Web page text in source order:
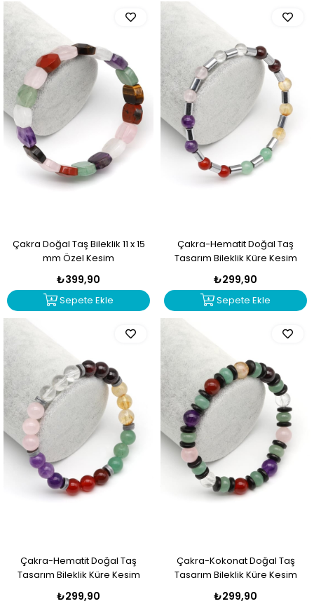
Çakra Doğal Taş Bileklik 11 x 15
mm Özel Kesim
₺399,90
Sepete Ekle
Çakra-Hematit Doğal Taş
Tasarım Bileklik Küre Kesim
₺299,90
Sepete Ekle
Çakra-Hematit Doğal Taş
Tasarım Bileklik Küre Kesim
₺299,90
Çakra-Kokonat Doğal Taş
Tasarım Bileklik Küre Kesim
₺299,90